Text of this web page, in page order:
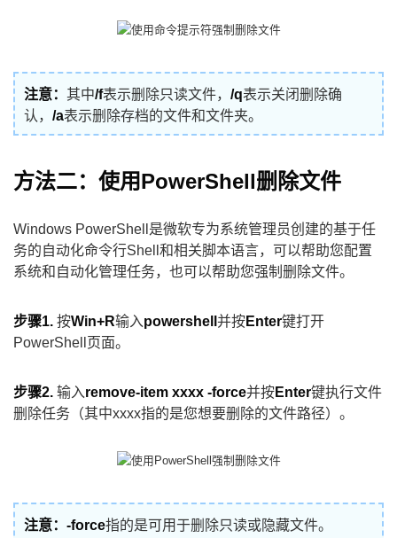
注意： 其中/f表示删除只读文件， /q表示关闭删除确
认， /a表示删除存档的文件和文件夹。
方法二：使用PowerShell删除文件
Windows PowerShell是微软专为系统管理员创建的基于任
务的自动化命令行Shell和相关脚本语言，可以帮助您配置
系统和自动化管理任务，也可以帮助您强制删除文件。
步骤1. 按Win+R输入powershell 并按Enter键打开
PowerShell页面。
步骤2. 输入remove-item xxxx -force并按Enter键执行文件
删除任务（其中xxxx指的是您想要删除的文件路径）。
注意：-force指的是可用于删除只读或隐藏文件。